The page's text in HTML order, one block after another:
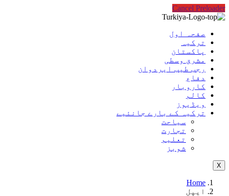
Cancel Preloader
صفحہ اول
ترکیہ
پاکستان
مشرق وسطی
رجب طیب ایردوان
دفاع
کاروبار
کالم
ویڈیوز
ترکیہ کے بارے جانئیے
سیاحت
تجارت
تعلیم
شوبز
X
Home
ایپل